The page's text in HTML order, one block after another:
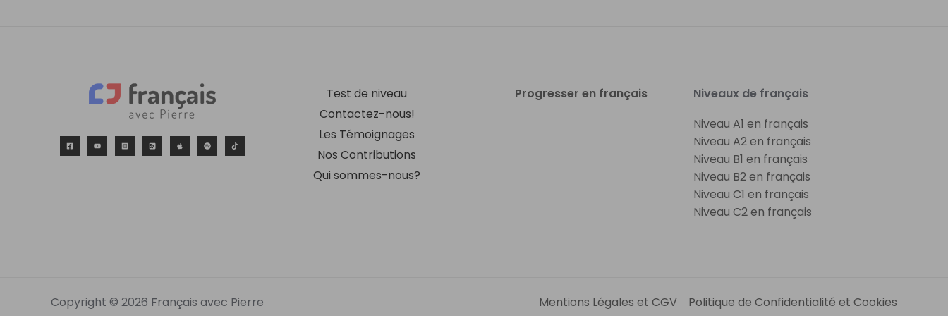
Test de niveau
Contactez-nous!
Les Témoignages
Nos Contributions
Qui sommes-nous?
Progresser en français
Niveaux de français
Niveau A1 en français
Niveau A2 en français
Niveau B1 en français
Niveau B2 en français
Niveau C1 en français
Niveau C2 en français
Copyright © 2026 Français avec Pierre Mentions Légales et CGV Politique de Confidentialité et Cookies